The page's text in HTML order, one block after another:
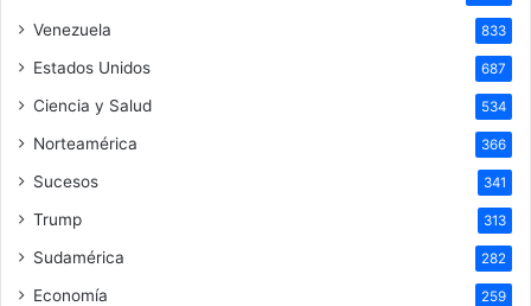
Venezuela 833
Estados Unidos 687
Ciencia y Salud 534
Norteamérica 366
Sucesos 341
Trump 313
Sudamérica 282
Economía 259